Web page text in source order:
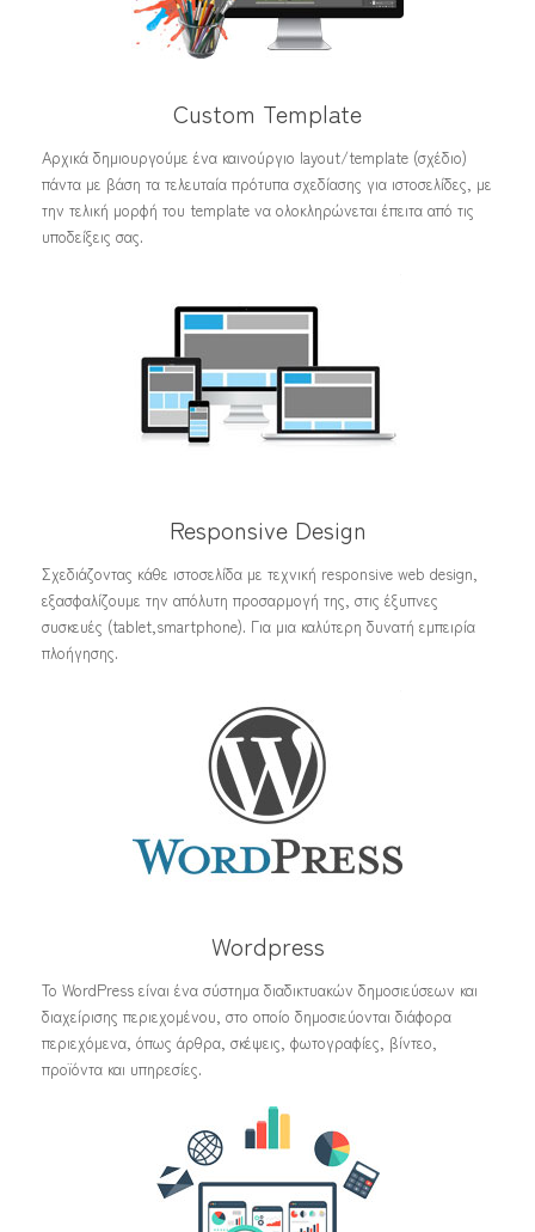
Custom Template
Αρχικά δημιουργούμε ένα καινούργιο layout/template (σχέδιο)
πάντα με βάση τα τελευταία πρότυπα σχεδίασης για ιστοσελίδες, με
την τελική μορφή του template να ολοκληρώνεται έπειτα από τις
υποδείξεις σας.
Responsive Design
Σχεδιάζοντας κάθε ιστοσελίδα με τεχνική responsive web design,
εξασφαλίζουμε την απόλυτη προσαρμογή της, στις έξυπνες
συσκευές (tablet,smartphone). Για μια καλύτερη δυνατή εμπειρία
πλοήγησης.
Wordpress
Το WordPress είναι ένα σύστημα διαδικτυακών δημοσιεύσεων και
διαχείρισης περιεχομένου, στο οποίο δημοσιεύονται διάφορα
περιεχόμενα, όπως άρθρα, σκέψεις, φωτογραφίες, βίντεο,
προϊόντα και υπηρεσίες.